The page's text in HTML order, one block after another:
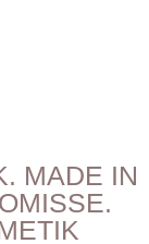
MADE IN